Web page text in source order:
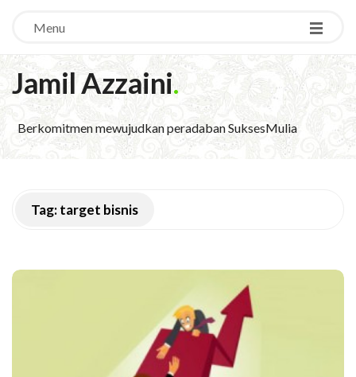
Menu
Jamil Azzaini.
Berkomitmen mewujudkan peradaban SuksesMulia
Tag:target bisnis